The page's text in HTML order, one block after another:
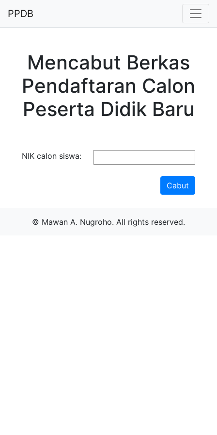
PPDB
Mencabut Berkas
Pendaftaran Calon
Peserta Didik Baru
NIK calon siswa:
Cabut
© Mawan A. Nugroho. All rights reserved.